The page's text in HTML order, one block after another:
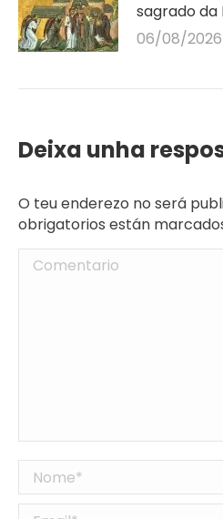
sagrado da
06/08/2026
Deixa unha
O teu enderezo no será
obrigatorios están
Comentario
Nome *